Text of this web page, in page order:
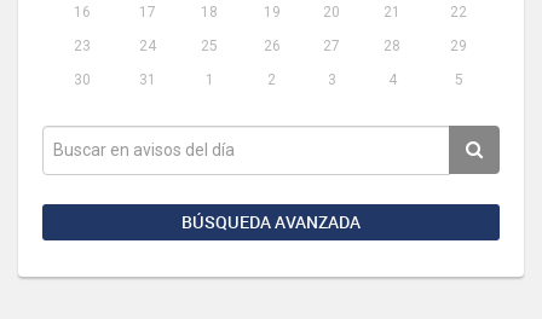
16
17 18 19 20 21
22
23
24 25 26 27 28
29
30
31 1 2 3 4 5
BÚSQUEDA AVANZADA